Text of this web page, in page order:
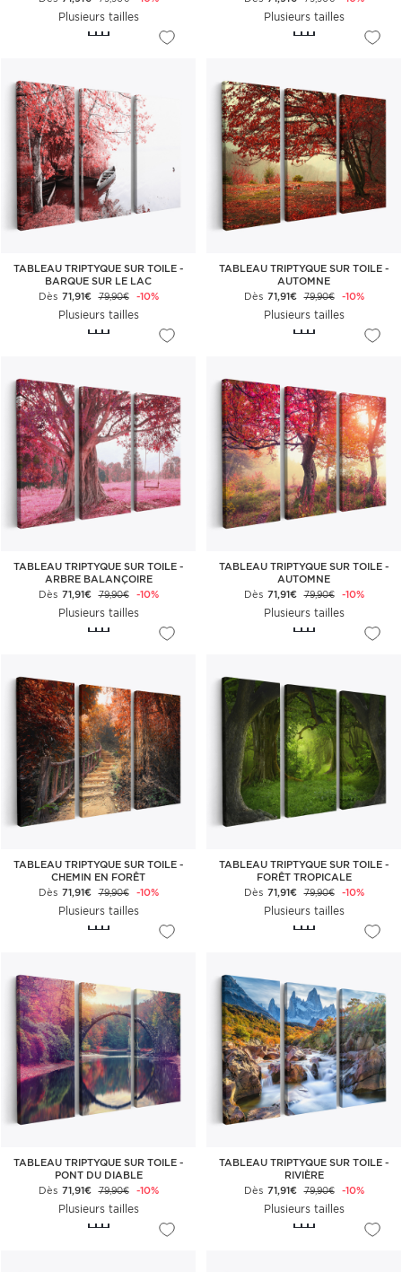
Plusieurs tailles Plusieurs tailles
TABLEAU TRIPTYQUE SUR TOILE -
BARQUE SUR LE LAC
Dès 71,91€ 79,90€ -10%
Plusieurs tailles
TABLEAU TRIPTYQUE SUR TOILE -
AUTOMNE
Dès 71,91€ 79,90€ -10%
Plusieurs tailles
TABLEAU TRIPTYQUE SUR TOILE -
ARBRE BALANÇOIRE
Dès 71,91€ 79,90€ -10%
Plusieurs tailles
TABLEAU TRIPTYQUE SUR TOILE -
AUTOMNE
Dès 71,91€ 79,90€ -10%
Plusieurs tailles
TABLEAU TRIPTYQUE SUR TOILE -
CHEMIN EN FORÊT
Dès 71,91€ 79,90€ -10%
Plusieurs tailles
TABLEAU TRIPTYQUE SUR TOILE -
FORÊT TROPICALE
Dès 71,91€ 79,90€ -10%
Plusieurs tailles
TABLEAU TRIPTYQUE SUR TOILE -
PONT DU DIABLE
Dès 71,91€ 79,90€ -10%
Plusieurs tailles
TABLEAU TRIPTYQUE SUR TOILE -
RIVIÈRE
Dès 71,91€ 79,90€ -10%
Plusieurs tailles